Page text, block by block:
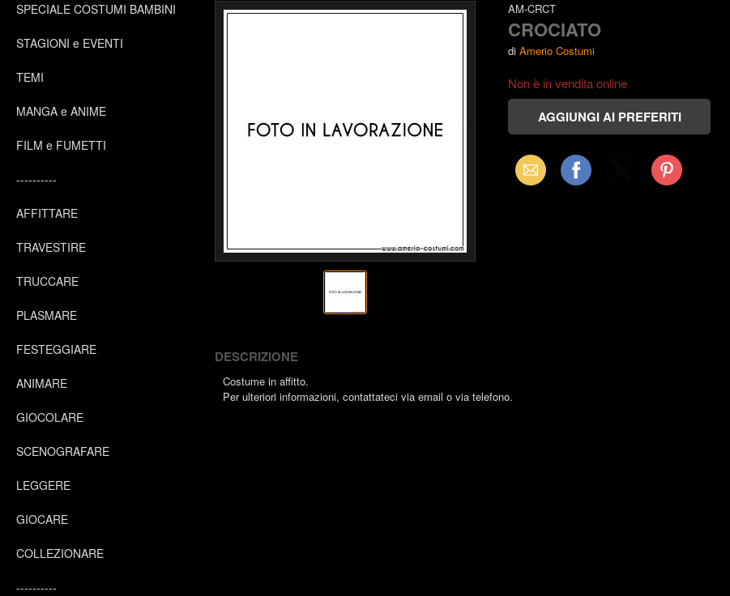
SPECIALE COSTUMI BAMBINI
STAGIONI e EVENTI
TEMI
MANGA e ANIME
FILM e FUMETTI
----------
AFFITTARE
TRAVESTIRE
TRUCCARE
PLASMARE
FESTEGGIARE
ANIMARE
GIOCOLARE
SCENOGRAFARE
LEGGERE
GIOCARE
COLLEZIONARE
----------
AM-CRCT
CROCIATO
di Amerio Costumi
Non è in vendita online
Email Facebook Pinterest
DESCRIZIONE
Costume in affitto.
Per ulteriori informazioni, contattateci via email o via telefono.